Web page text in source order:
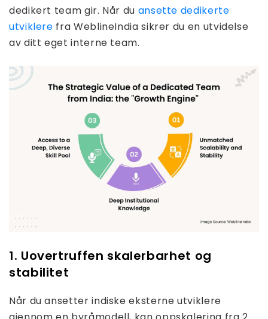
dedikert team gir. Når du ansette dedikerte
utviklere fra WeblineIndia sikrer du en utvidelse
av ditt eget interne team.
1. Uovertruffen skalerbarhet og
stabilitet
Når du ansetter indiske eksterne utviklere